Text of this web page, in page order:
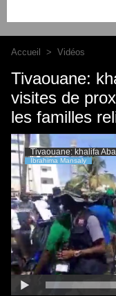
Accueil > Vidéos
Tivaouane:
visites de
les familles